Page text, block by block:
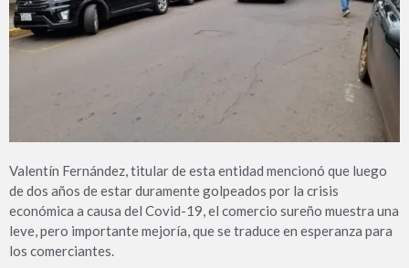
Valentín Fernández, titular de esta entidad mencionó que luego
de dos años de estar duramente golpeados por la crisis
económica a causa del Covid-19, el comercio sureño muestra una
leve, pero importante mejoría, que se traduce en esperanza para
los comerciantes.